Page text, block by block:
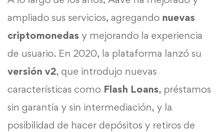
ampliado sus servicios, agregando nuevas
criptomonedas y mejorando la experiencia
de usuario. En 2020, la plataforma lanzó su
versión v2, que introdujo nuevas
características como Flash Loans, préstamos
sin garantía y sin intermediación, y la
posibilidad de hacer depósitos y retiros de